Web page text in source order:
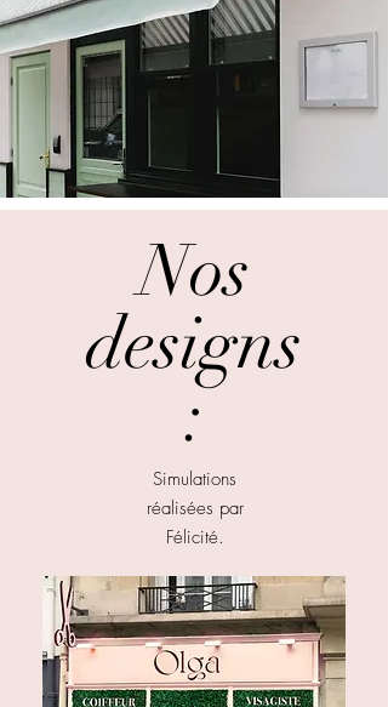
Nos
designs
:
Simulations
réalisées par
Félicité.